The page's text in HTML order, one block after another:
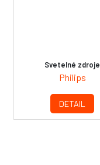
Svetelné zdroje
Philips
DETAIL